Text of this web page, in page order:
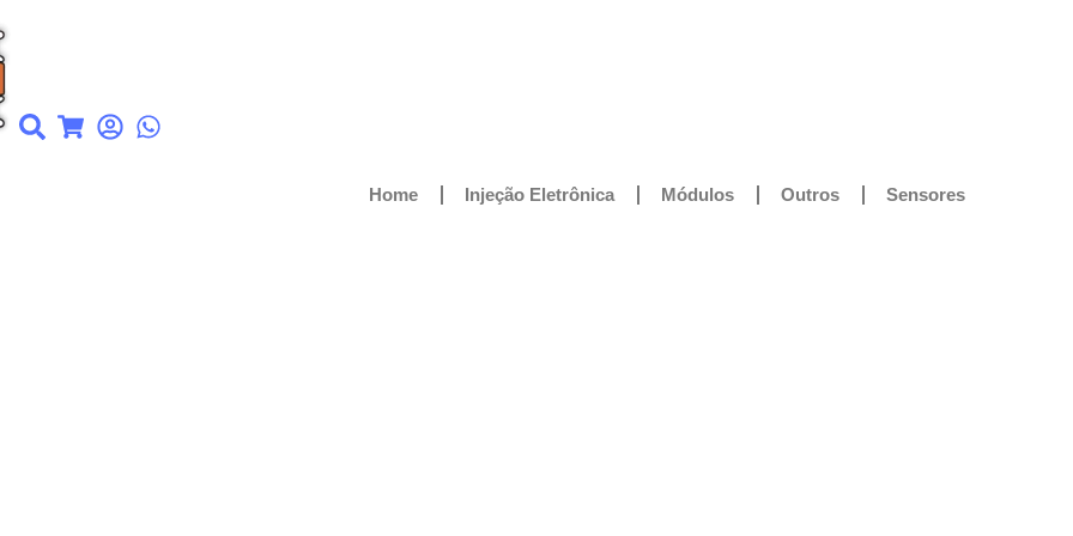
Home Injeção Eletrônica Módulos Outros Sensores